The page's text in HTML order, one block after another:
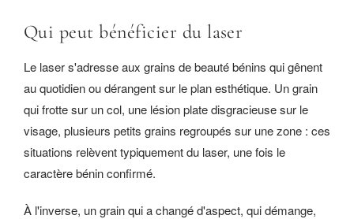
Qui peut bénéficier du laser
Le laser s'adresse aux grains de beauté bénins qui gênent
au quotidien ou dérangent sur le plan esthétique. Un grain
qui frotte sur un col, une lésion plate disgracieuse sur le
visage, plusieurs petits grains regroupés sur une zone : ces
situations relèvent typiquement du laser, une fois le
caractère bénin confirmé.
À l'inverse, un grain qui a changé d'aspect, qui démange,